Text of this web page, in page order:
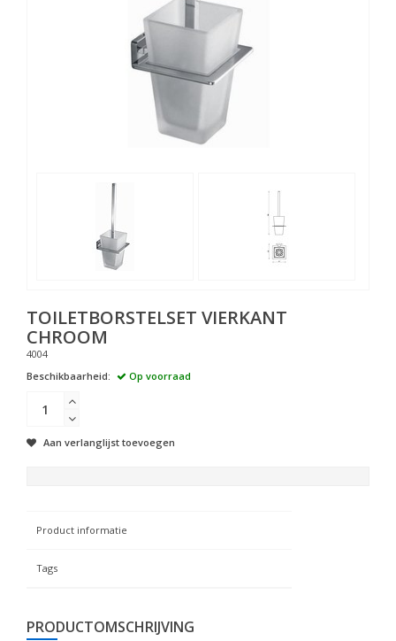
TOILETBORSTELSET VIERKANT
CHROOM
4004
Beschikbaarheid:
Op voorraad
Aan verlanglijst toevoegen
Product informatie
Tags
PRODUCTOMSCHRIJVING